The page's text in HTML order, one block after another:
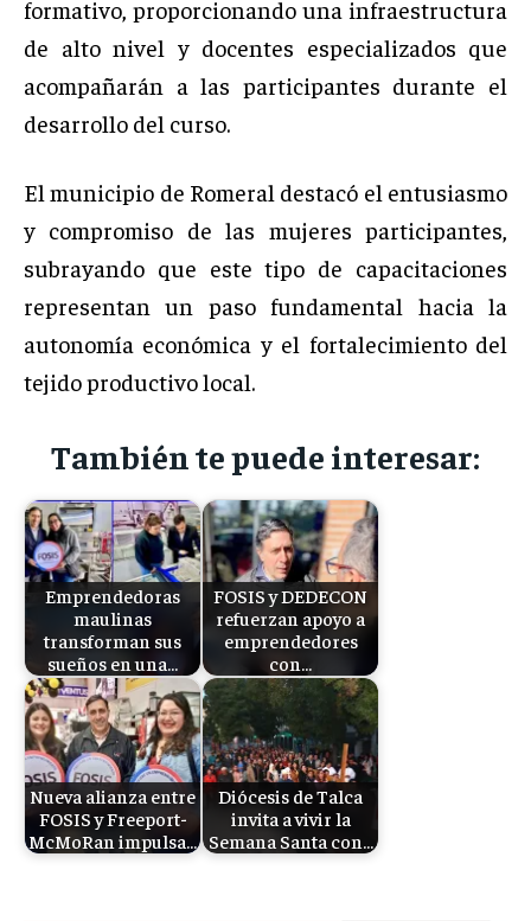
formativo, proporcionando una infraestructura
de alto nivel y docentes especializados que
acompañarán a las participantes durante el
desarrollo del curso.
El municipio de Romeral destacó el entusiasmo
y compromiso de las mujeres participantes,
subrayando que este tipo de capacitaciones
representan un paso fundamental hacia la
autonomía económica y el fortalecimiento del
tejido productivo local.
También te puede interesar:
Emprendedoras
maulinas
transforman sus
sueños en una…
FOSIS y DEDECON
refuerzan apoyo a
emprendedores
con…
Nueva alianza entre
FOSIS y Freeport-
McMoRan impulsa…
Diócesis de Talca
invita a vivir la
Semana Santa con…